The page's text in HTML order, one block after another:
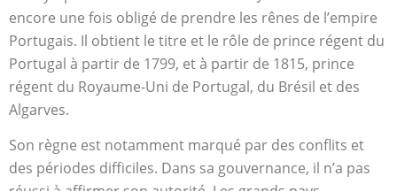
encore une fois obligé de prendre les rênes de l’empire
Portugais. Il obtient le titre et le rôle de prince régent du
Portugal à partir de 1799, et à partir de 1815, prince
régent du Royaume-Uni de Portugal, du Brésil et des
Algarves.
Son règne est notamment marqué par des conflits et
des périodes difficiles. Dans sa gouvernance, il n’a pas